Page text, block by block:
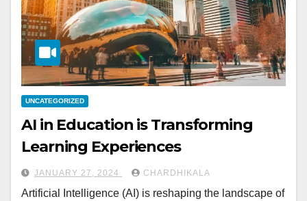
UNCATEGORIZED
AI in Education is Transforming
Learning Experiences
JANUARY 27, 2024 CHARDHIKALA
Artificial Intelligence (AI) is reshaping the landscape of